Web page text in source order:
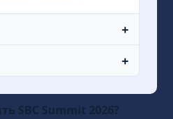
+
+
SBC Summit 2026?